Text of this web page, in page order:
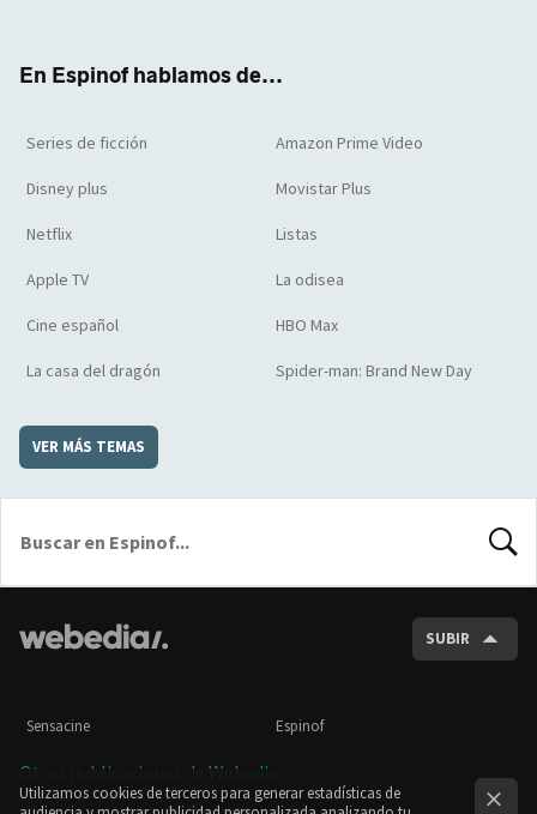
En Espinof hablamos de...
Series de ficción Amazon Prime Video
Disney plus Movistar Plus
Netflix Listas
Apple TV La odisea
Cine español HBO Max
La casa del dragón Spider-man: Brand New Day
VER MÁS TEMAS
SUBIR
Sensacine Espinof
Otras publicaciones de Webedia
Utilizamos cookies de terceros para generar estadísticas de